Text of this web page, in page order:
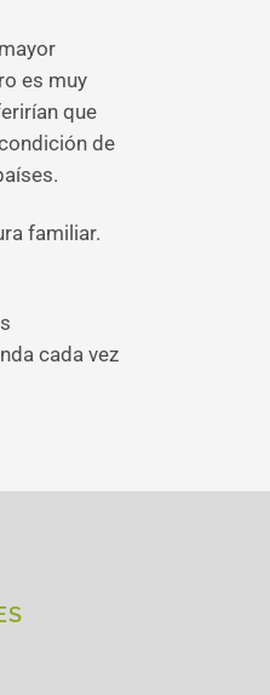
es muy
que
de
familiar.
cada vez